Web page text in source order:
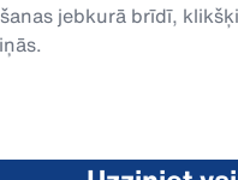
jebkurā brīdī,